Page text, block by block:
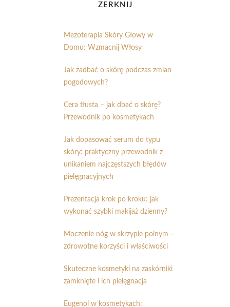
ZERKNIJ
Mezoterapia Skóry Głowy w
Domu: Wzmacnij Włosy
Jak zadbać o skórę podczas zmian
pogodowych?
Cera tłusta – jak dbać o skórę?
Przewodnik po kosmetykach
Jak dopasować serum do typu
skóry: praktyczny przewodnik z
unikaniem najczęstszych błędów
pielęgnacyjnych
Prezentacja krok po kroku: jak
wykonać szybki makijaż dzienny?
Moczenie nóg w skrzypie polnym –
zdrowotne korzyści i właściwości
Skuteczne kosmetyki na zaskórniki
zamknięte i ich pielęgnacja
Eugenol w kosmetykach: